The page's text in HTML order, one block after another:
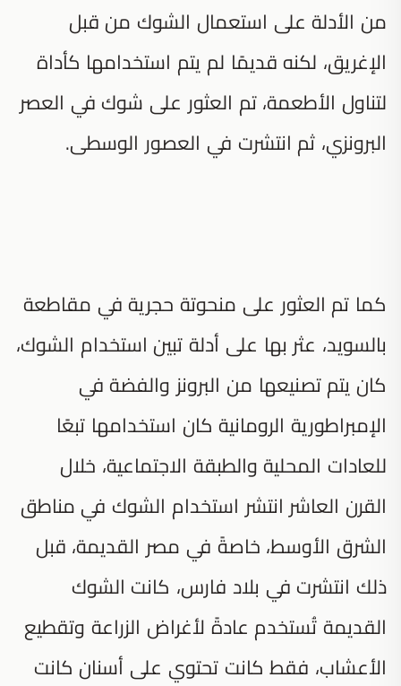
من الأدلة على استعمال الشوك من قبل
الإغريق، لكنه قديمًا لم يتم استخدامها كأداة
لتناول الأطعمة، تم العثور على شوك في العصر
البرونزي، ثم انتشرت في العصور الوسطى.
كما تم العثور على منحوتة حجرية في مقاطعة
بالسويد، عثر بها على أدلة تبين استخدام الشوك،
كان يتم تصنيعها من البرونز والفضة في
الإمبراطورية الرومانية كان استخدامها تبعًا
للعادات المحلية والطبقة الاجتماعية، خلال
القرن العاشر انتشر استخدام الشوك في مناطق
الشرق الأوسط، خاصةً في مصر القديمة، قبل
ذلك انتشرت في بلاد فارس، كانت الشوك
القديمة تُستخدم عادةً لأغراض الزراعة وتقطيع
الأعشاب، فقط كانت تحتوي على أسنان كانت